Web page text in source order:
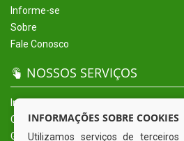
Informe-se
Sobre
Fale Conosco
NOSSOS SERVIÇOS
Início
O Município
Governo
INFORMAÇÕES SOBRE COOKIES
Utilizamos serviços de terceiros